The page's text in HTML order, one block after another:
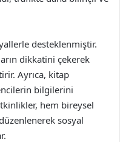
desteklenmiştir.
dikkatini çekerek
Ayrıca, kitap
bilgilerini
hem bireysel
sosyal